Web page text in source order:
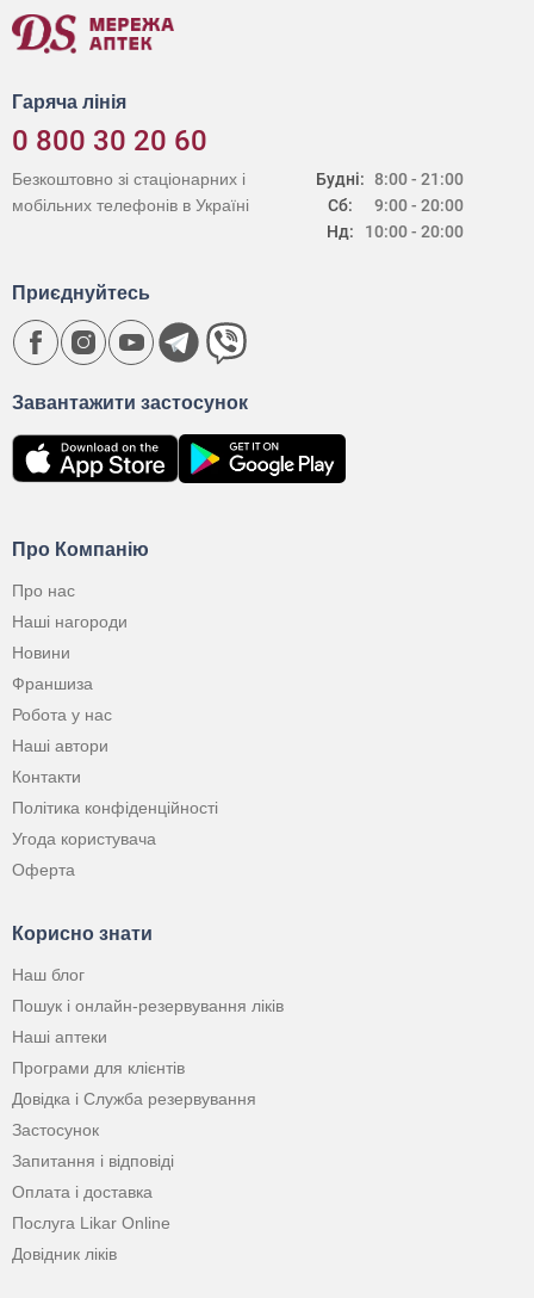
Гаряча лінія
0 800 30 20 60
Будні:
Сб:
Нд:
8:00 - 21:00
9:00 - 20:00
10:00 - 20:00
Безкоштовно зі стаціонарних і
мобільних телефонів в Україні
Про Компанію
Про нас
Наші нагороди
Новини
Франшиза
Робота у нас
Наші автори
Контакти
Політика конфіденційності
Угода користувача
Оферта
Корисно знати
Наш блог
Пошук і онлайн-резервування ліків
Наші аптеки
Програми для клієнтів
Довідка і Служба резервування
Застосунок
Запитання і відповіді
Оплата і доставка
Послуга Likar Online
Довідник ліків
Завантажити застосунок
Приєднуйтесь